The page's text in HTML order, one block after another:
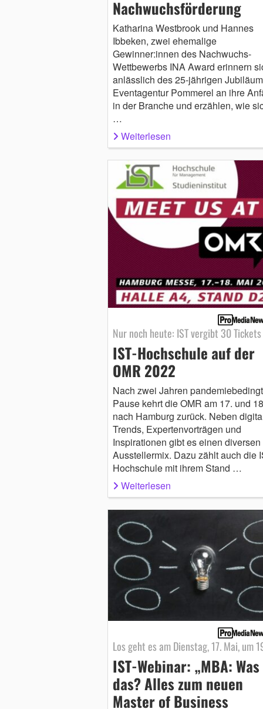
Nachwuchsförderung
Katharina Westbrook und Hannes
Ibbeken, zwei ehemalige
Gewinner:innen des Nachwuchs-
Wettbewerbs INA Award erinnern
anlässlich des 25-jährigen
Eventagentur Pommerel an ihre
in der Branche und erzählen, wie
…
Weiterlesen
Nur noch heute: IST vergibt 30 Tickets
IST-Hochschule auf der
OMR 2022
Nach zwei Jahren
Pause kehrt die OMR am 17. und
nach Hamburg zurück. Neben
Trends, Expertenvorträgen und
Inspirationen gibt es einen diversen
Ausstellermix. Dazu zählt auch die
Hochschule mit ihrem Stand …
Weiterlesen
Los geht es am Dienstag, 17. Mai, um
IST-Webinar: „MBA:
das? Alles zum neuen
Master of Business